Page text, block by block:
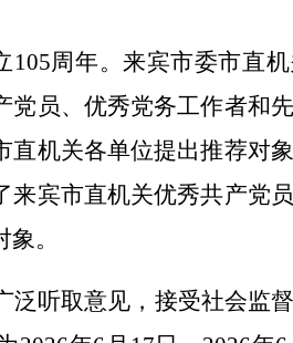
105周年。来宾市委市直
党员、优秀党务工作者和
直机关各单位提出推荐对
来宾市直机关优秀共产党
。
泛听取意见，接受社会监